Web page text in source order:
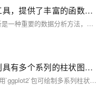
R语言是一种强大的统计分析工具，提供了丰富的函数和包用于时间序列分析。
【10月更文挑战第21天】时间序列分析是一种重要的数据分析方法，广泛应用于经济学、金融学、气象学、生态学等领域。R语言是一种强大的统计分析工具，提供了丰富的函数和包用于时间序列分析。本文将介绍使用R语言进行时间序列分析的基本概念、方法和实例，帮助读者掌握R语言在时间序列分析中的应用。
R语言基于表格文件的数据绘制具有多个系列的柱状图与直方图
【9月更文挑战第9天】在R语言中，利用`ggplot2`包可绘制多系列柱状图与直方图。首先读取数据文件`data.csv`，加载`ggplot2`包后，使用`ggplot`函数指定轴与填充颜色，并通过`geom_bar`或`geom_histogram`绘图。参数如`stat`, `position`, `alpha`等可根据需要调整，实现不同系列的图表展示。